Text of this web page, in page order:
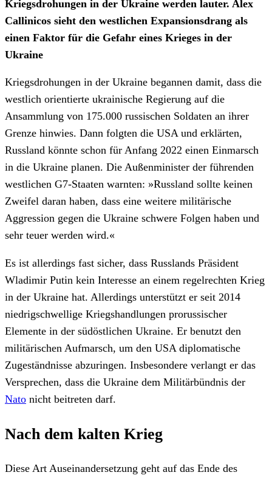
Kriegsdrohungen in der Ukraine werden lauter. Alex
Callinicos sieht den westlichen Expansionsdrang als
einen Faktor für die Gefahr eines Krieges in der
Ukraine
Kriegsdrohungen in der Ukraine begannen damit, dass die
westlich orientierte ukrainische Regierung auf die
Ansammlung von 175.000 russischen Soldaten an ihrer
Grenze hinwies. Dann folgten die USA und erklärten,
Russland könnte schon für Anfang 2022 einen Einmarsch
in die Ukraine planen. Die Außenminister der führenden
westlichen G7-Staaten warnten: »Russland sollte keinen
Zweifel daran haben, dass eine weitere militärische
Aggression gegen die Ukraine schwere Folgen haben und
sehr teuer werden wird.«
Es ist allerdings fast sicher, dass Russlands Präsident
Wladimir Putin kein Interesse an einem regelrechten Krieg
in der Ukraine hat. Allerdings unterstützt er seit 2014
niedrigschwellige Kriegshandlungen prorussischer
Elemente in der südöstlichen Ukraine. Er benutzt den
militärischen Aufmarsch, um den USA diplomatische
Zugeständnisse abzuringen. Insbesondere verlangt er das
Versprechen, dass die Ukraine dem Militärbündnis der
Nato nicht beitreten darf.
Nach dem kalten Krieg
Diese Art Auseinandersetzung geht auf das Ende des